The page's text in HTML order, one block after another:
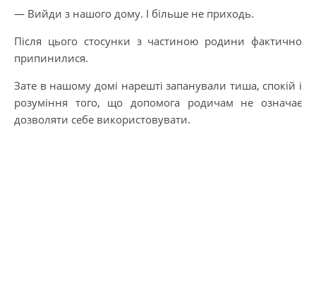
— Вийди з нашого дому. І більше не приходь.
Після цього стосунки з частиною родини фактично
припинилися.
Зате в нашому домі нарешті запанували тиша, спокій і
розуміння того, що допомога родичам не означає
дозволяти себе використовувати.